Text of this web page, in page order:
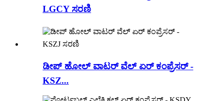
LGCY ಸರಣಿ
ಡೀಪ್ ಹೋಲ್ ವಾಟರ್ ವೆಲ್ ಏರ್ ಕಂಪ್ರೆಸರ್ -
KSZ...